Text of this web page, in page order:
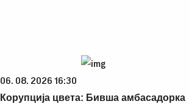
06. 08. 2026 16:30
Корупција цвета: Бивша амбасадорка